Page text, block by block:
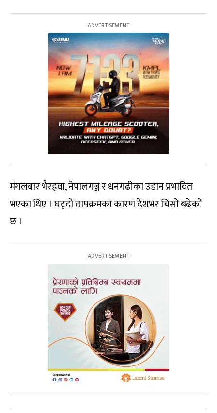
मंगलबार भैरहवा, नेपालगञ्ज र धनगढीका उडान प्रभावित
भएका थिए । घट्दो तापक्रमका कारण देशभर चिसो बढेको
छ ।